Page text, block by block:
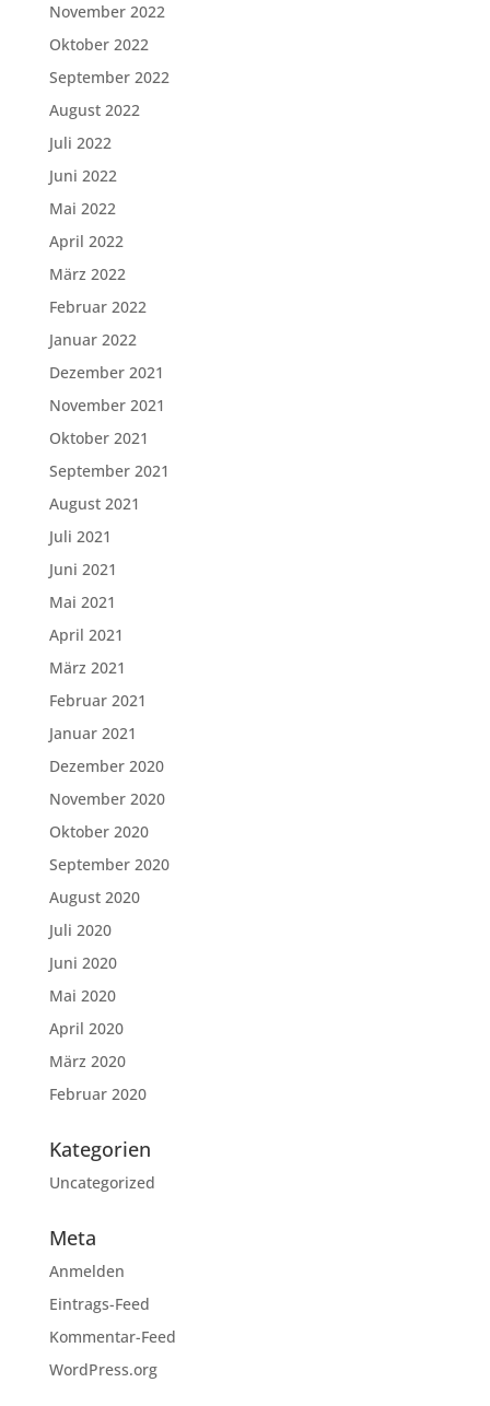
November 2022
Oktober 2022
September 2022
August 2022
Juli 2022
Juni 2022
Mai 2022
April 2022
März 2022
Februar 2022
Januar 2022
Dezember 2021
November 2021
Oktober 2021
September 2021
August 2021
Juli 2021
Juni 2021
Mai 2021
April 2021
März 2021
Februar 2021
Januar 2021
Dezember 2020
November 2020
Oktober 2020
September 2020
August 2020
Juli 2020
Juni 2020
Mai 2020
April 2020
März 2020
Februar 2020
Kategorien
Uncategorized
Meta
Anmelden
Eintrags-Feed
Kommentar-Feed
WordPress.org